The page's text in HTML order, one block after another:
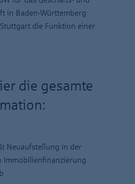
in Baden-Württemberg
die Funktion einer
die gesamte
Neuaufstellung in der
Immobilienfinanzierung